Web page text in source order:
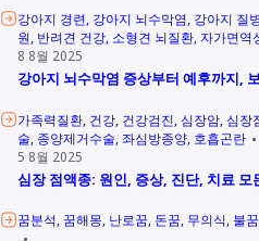
강아지 경련 강아지 뇌수막염 강아지 질
원 반려견 건강 소형견 뇌질환 자가면역
8 8월 2025
강아지 뇌수막염 증상부터 예후까지,
가족력질환 건강 건강검진 심장암 심장
술 종양제거수술 좌심방종양 호흡곤란
5 8월 2025
심장 점액종: 원인, 증상, 진단, 치료 모
꿈분석 꿈해몽 난로꿈 돈꿈 무의식 불꿈